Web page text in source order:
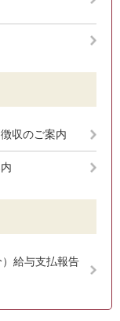
収のご案内
）給与支払報告